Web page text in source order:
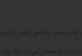
دهید به اصول اولیه
دیگر متمایز می‌کند. یک